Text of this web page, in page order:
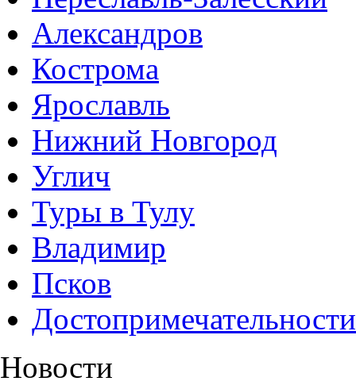
Александров
Кострома
Ярославль
Нижний Новгород
Углич
Туры в Тулу
Владимир
Псков
Достопримечательности
Новости